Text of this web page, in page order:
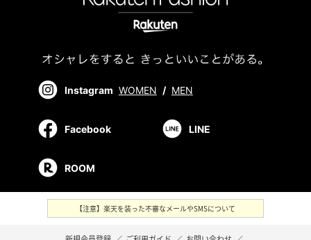
Instagram WOMEN / MEN
Facebook LINE
ROOM
【注意】楽天を装った不審なメールやSMSについて